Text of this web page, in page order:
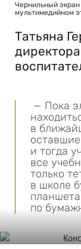
Чернильный
мультимедийном
Татьяна
— Пока
в
и тогда
все
только
в школе
по